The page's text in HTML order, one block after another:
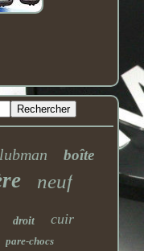
boîte
neuf
droit cuir
pare-chocs